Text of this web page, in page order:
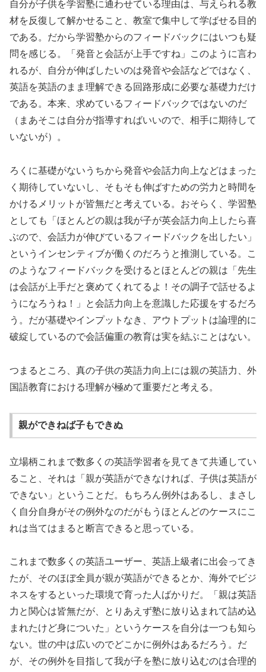
自分が子供を学習塾に通わせている理由は、与えられる教
材を反復して解かせること、教室で集中して学ばせる目的
である。だから学習塾からのフィードバックにはいつも疑
問を感じる。「発音と会話が上手ですね」このように言わ
れるが、自分が伸ばしたいのは発音や会話などではなく、
英語を英語のまま理解できる回路形成に必要な基礎力だけ
である。本来、求めているフィードバックではないのだ
（まあそこは自分が指導すればいいので、相手に期待して
いないが）。
ろくに基礎がないうちから発音や会話力向上などはまった
く期待していないし、そもそも伸ばすための労力と時間を
かけるメリットが皆無だと考えている。おそらく、学習塾
としても「ほとんどの親は我が子が英会話力向上したら喜
ぶので、会話力が伸びているフィードバックを出したい」
というインセンティブが働くのだろうと推測している。こ
のようなフィードバックを受けるとほとんどの親は「先生
は会話が上手だと褒めてくれてるよ！その調子で話せるよ
うになろうね！」と会話力向上を意識した応援をするだろ
う。だが基礎やインプットなき、アウトプットは論理的に
破綻しているので会話偏重の教育は実を結ぶことはない。
つまるところ、真の子供の英語力向上には親の英語力、外
国語教育における理解が極めて重要だと考える。
親ができねば子もできぬ
立場柄これまで数多くの英語学習者を見てきて共通してい
ること、それは「親が英語ができなければ、子供は英語が
できない」ということだ。もちろん例外はあるし、まさし
く自分自身がその例外なのだがもうほとんどのケースにこ
れは当てはまると断言できると思っている。
これまで数多くの英語ユーザー、英語上級者に出会ってき
たが、そのほぼ全員が親が英語ができるとか、海外でビジ
ネスをするといった環境で育った人ばかりだ。「親は英語
力と関心は皆無だが、とりあえず塾に放り込まれて詰め込
まれたけど身についた」というケースを自分は一つも知ら
ない。世の中は広いのでどこかに例外はあるだろう。だ
が、その例外を目指して我が子を塾に放り込むのは合理的